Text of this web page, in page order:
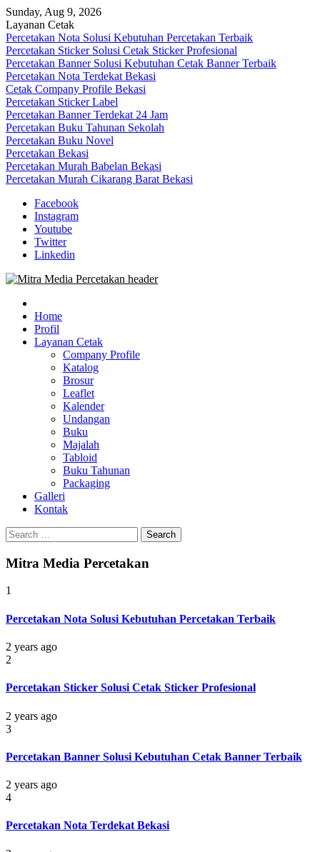
Skip
to
content
Sunday, Aug 9, 2026
Layanan Cetak
Percetakan Nota Solusi Kebutuhan Percetakan Terbaik
Percetakan Sticker Solusi Cetak Sticker Profesional
Percetakan Banner Solusi Kebutuhan Cetak Banner Terbaik
Percetakan Nota Terdekat Bekasi
Cetak Company Profile Bekasi
Percetakan Sticker Label
Percetakan Banner Terdekat 24 Jam
Percetakan Buku Tahunan Sekolah
Percetakan Buku Novel
Percetakan Bekasi
Percetakan Murah Babelan Bekasi
Percetakan Murah Cikarang Barat Bekasi
Facebook
Instagram
Youtube
Twitter
Linkedin
Mitra Media Percetakan Bekasi
0813-1670-6191
0813-1670-6191 (Call/WA) Perusahaan Tempat Alamat Jasa Pusat
Percetakan Bekasi Barat Timur Utara Selatan Murah 24 Jam
Home
Profil
Layanan Cetak
Company Profile
Katalog
Brosur
Leaflet
Kalender
Undangan
Buku
Majalah
Tabloid
Buku Tahunan
Packaging
Galleri
Kontak
Search
for:
Mitra Media Percetakan
1
Percetakan Nota Solusi Kebutuhan Percetakan Terbaik
2 years ago
2
Percetakan Sticker Solusi Cetak Sticker Profesional
2 years ago
3
Percetakan Banner Solusi Kebutuhan Cetak Banner Terbaik
2 years ago
4
Percetakan Nota Terdekat Bekasi